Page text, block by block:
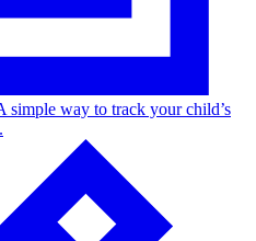
simple way to track your child’s